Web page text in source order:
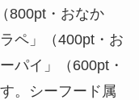
800pt・おなか
ペ」（400pt・お
パイ」（600pt・
。シーフード属